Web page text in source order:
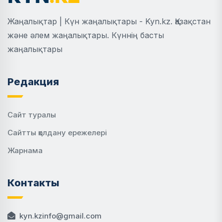
Жаңалықтар | Күн жаңалықтары - Kyn.kz. Қазақстан
және әлем жаңалықтары. Күннің басты
жаңалықтары
Редакция
Сайт туралы
Сайтты қолдану ережелері
Жарнама
Контакты
kyn.kzinfo@gmail.com